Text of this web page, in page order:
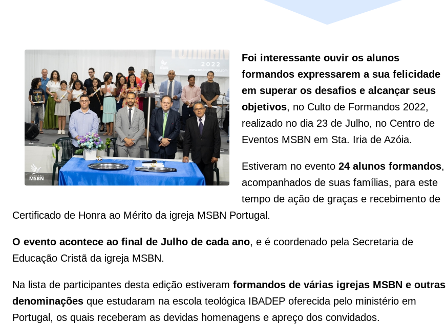
Foi interessante ouvir os alunos
formandos expressarem a sua felicidade
em superar os desafios e alcançar seus
objetivos, no Culto de Formandos 2022,
realizado no dia 23 de Julho, no Centro de
Eventos MSBN em Sta. Iria de Azóia.
Estiveram no evento 24 alunos formandos,
acompanhados de suas famílias, para este
tempo de ação de graças e recebimento de
Certificado de Honra ao Mérito da igreja MSBN Portugal.
O evento acontece ao final de Julho de cada ano, e é coordenado pela Secretaria de
Educação Cristã da igreja MSBN.
Na lista de participantes desta edição estiveram formandos de várias igrejas MSBN e outras
denominações que estudaram na escola teológica IBADEP oferecida pelo ministério em
Portugal, os quais receberam as devidas homenagens e apreço dos convidados.